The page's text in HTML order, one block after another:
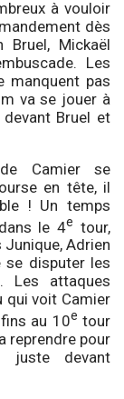
à vouloir
dès
Bruel, Mickaël
Les
manquent pas
va se jouer à
Bruel et
Camier se
en tête, il
! Un temps
le 4e tour,
Junique, Adrien
se disputer les
Les attaques
qui voit Camier
au 10e tour
reprendre pour
juste devant